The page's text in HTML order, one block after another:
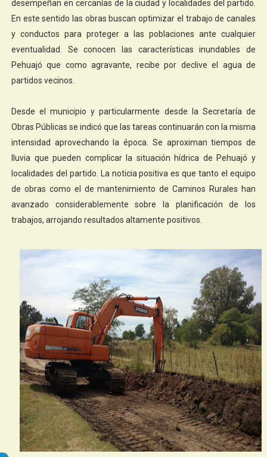
desempeñan en cercanías de la ciudad y localidades del partido.
En este sentido las obras buscan optimizar el trabajo de canales
y conductos para proteger a las poblaciones ante cualquier
eventualidad. Se conocen las características inundables de
Pehuajó que como agravante, recibe por declive el agua de
partidos vecinos.
Desde el municipio y particularmente desde la Secretaría de
Obras Públicas se indicó que las tareas continuarán con la misma
intensidad aprovechando la época. Se aproximan tiempos de
lluvia que pueden complicar la situación hídrica de Pehuajó y
localidades del partido. La noticia positiva es que tanto el equipo
de obras como el de mantenimiento de Caminos Rurales han
avanzado considerablemente sobre la planificación de los
trabajos, arrojando resultados altamente positivos.